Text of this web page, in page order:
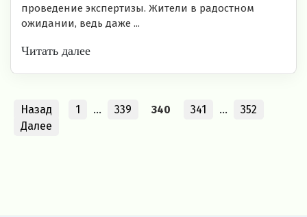
проведение экспертизы. Жители в радостном
ожидании, ведь даже ...
Читать далее
Назад 1 … 339 340 341 …
352
Далее